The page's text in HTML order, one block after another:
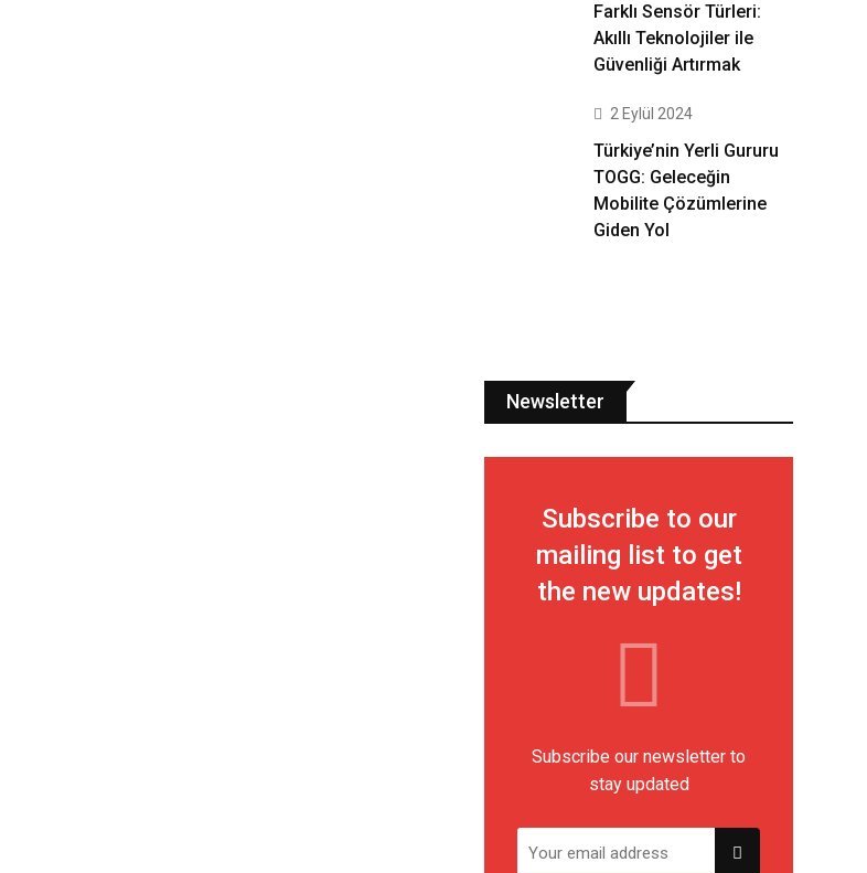
Farklı Sensör Türleri:
Akıllı Teknolojiler ile
Güvenliği Artırmak
2 Eylül 2024
Türkiye’nin Yerli Gururu
TOGG: Geleceğin
Mobilite Çözümlerine
Giden Yol
Newsletter
Subscribe to our
mailing list to get
the new updates!
Subscribe our newsletter to
stay updated